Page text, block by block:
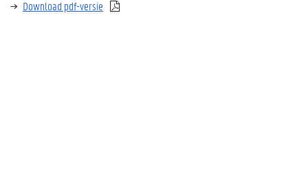
Download pdf-versie